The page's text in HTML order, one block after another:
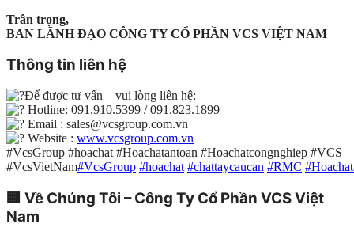
Trân trọng,
BAN LÃNH ĐẠO CÔNG TY CỔ PHẦN VCS VIỆT NAM
Thông tin liên hệ
Để được tư vấn – vui lòng liên hệ:
Hotline: 091.910.5399 / 091.823.1899
Email : sales@vcsgroup.com.vn
Website : www.vcsgroup.com.vn
#VcsGroup #hoachat #Hoachatantoan #Hoachatcongnghiep #VCS
#VcsVietNam#VcsGroup #hoachat #chattaycaucan #RMC
🏢 Về Chúng Tôi – Công Ty Cổ Phần VCS Việt
Nam